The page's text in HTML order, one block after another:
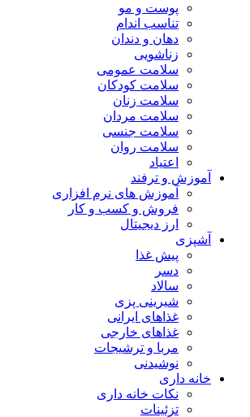
پوست و مو
تناسب اندام
دهان و دندان
زناشویی
سلامت عمومی
سلامت کودکان
سلامت زنان
سلامت مردان
سلامت جنسی
سلامت روان
اعتیاد
آموزش و ترفند
آموزش های نرم افزاری
فروش و کسب و کار
ارز دیجیتال
آشپزی
پیش غذا
دسر
سالاد
شیرینی پزی
غذاهای ایرانی
غذاهای خارجی
مربا و ترشیجات
نوشیدنی
خانه داری
نکات خانه داری
تزئینات